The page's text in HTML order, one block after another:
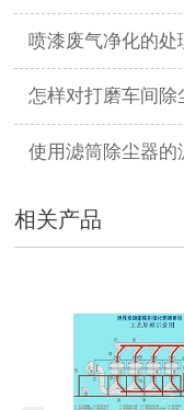
喷漆废气净化的处
怎样对打磨车间除
使用滤筒除尘器
相关产品